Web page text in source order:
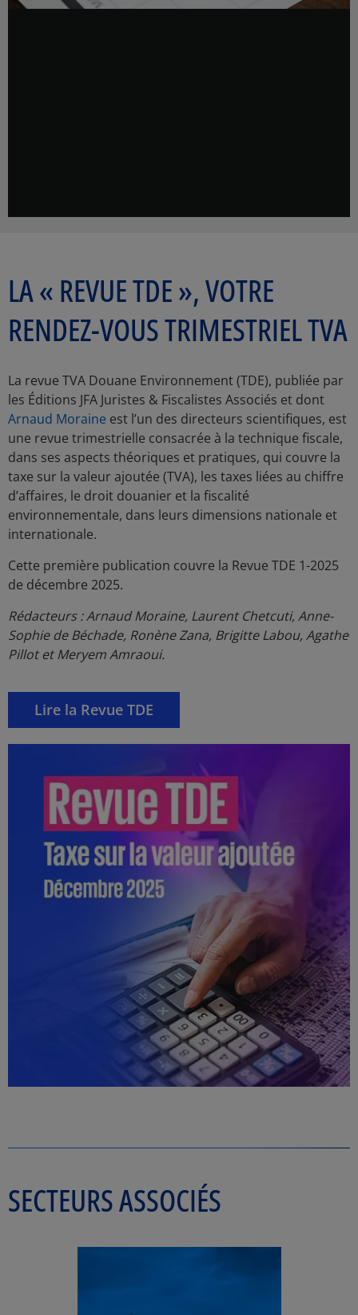
LA « REVUE TDE », VOTRE
RENDEZ-VOUS TRIMESTRIEL TVA
La revue TVA Douane Environnement (TDE), publiée par
les Éditions JFA Juristes & Fiscalistes Associés et dont
Arnaud Moraine est l’un des directeurs scientifiques, est
une revue trimestrielle consacrée à la technique fiscale,
dans ses aspects théoriques et pratiques, qui couvre la
taxe sur la valeur ajoutée (TVA), les taxes liées au chiffre
d’affaires, le droit douanier et la fiscalité
environnementale, dans leurs dimensions nationale et
internationale.
Cette première publication couvre la Revue TDE 1-2025
de décembre 2025.
Rédacteurs : Arnaud Moraine, Laurent Chetcuti, Anne-
Sophie de Béchade, Ronène Zana, Brigitte Labou, Agathe
Pillot et Meryem Amraoui.
Lire la Revue TDE
SECTEURS ASSOCIÉS